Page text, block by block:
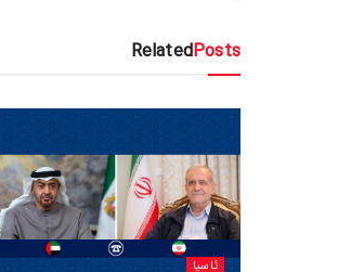
RelatedPosts
ئاسیا